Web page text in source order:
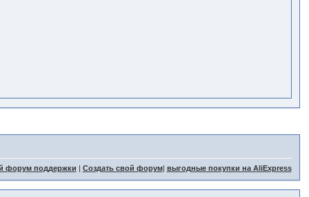
форум поддержки Создать свой форум| выгодные покупки на AliExpress